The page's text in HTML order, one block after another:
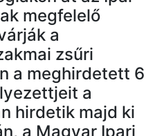
megfelelő
a
zsűri
a meghirdetett 6
a
hirdetik majd ki
a Magyar Ipari